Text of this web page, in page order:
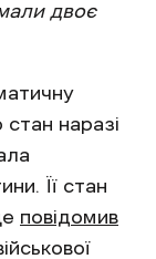
двоє
стан наразі
Її стан
повідомив